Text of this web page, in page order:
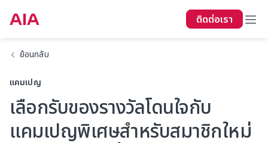
ติดต่อเรา
ย้อนกลับ
แคมเปญ
เลือกรับของรางวัลโดนใจกับ
แคมเปญพิเศษสำหรับสมาชิกใหม่